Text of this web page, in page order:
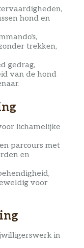
hond en
trekken,
gedrag,
van de hond
lichamelijke
parcours met
en
voor
in